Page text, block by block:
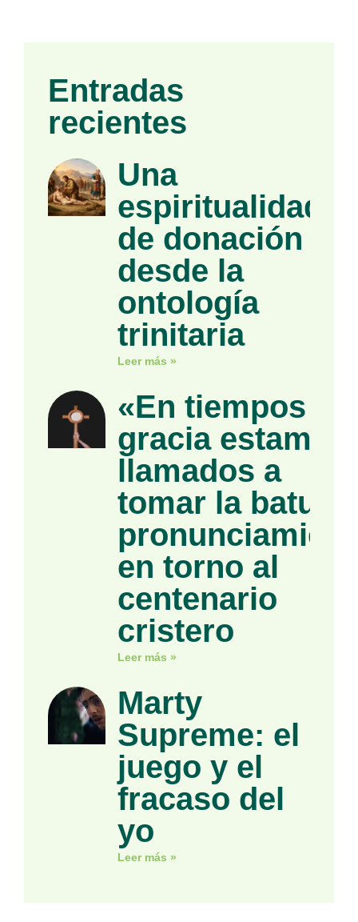
Entradas
recientes
Una
espiritualidad
de donación
desde la
ontología
trinitaria
Leer más »
«En tiempos de
gracia estamos
llamados a
tomar la
en torno al
centenario
cristero
Leer más »
Marty
Supreme: el
juego y el
fracaso del
yo
Leer más »